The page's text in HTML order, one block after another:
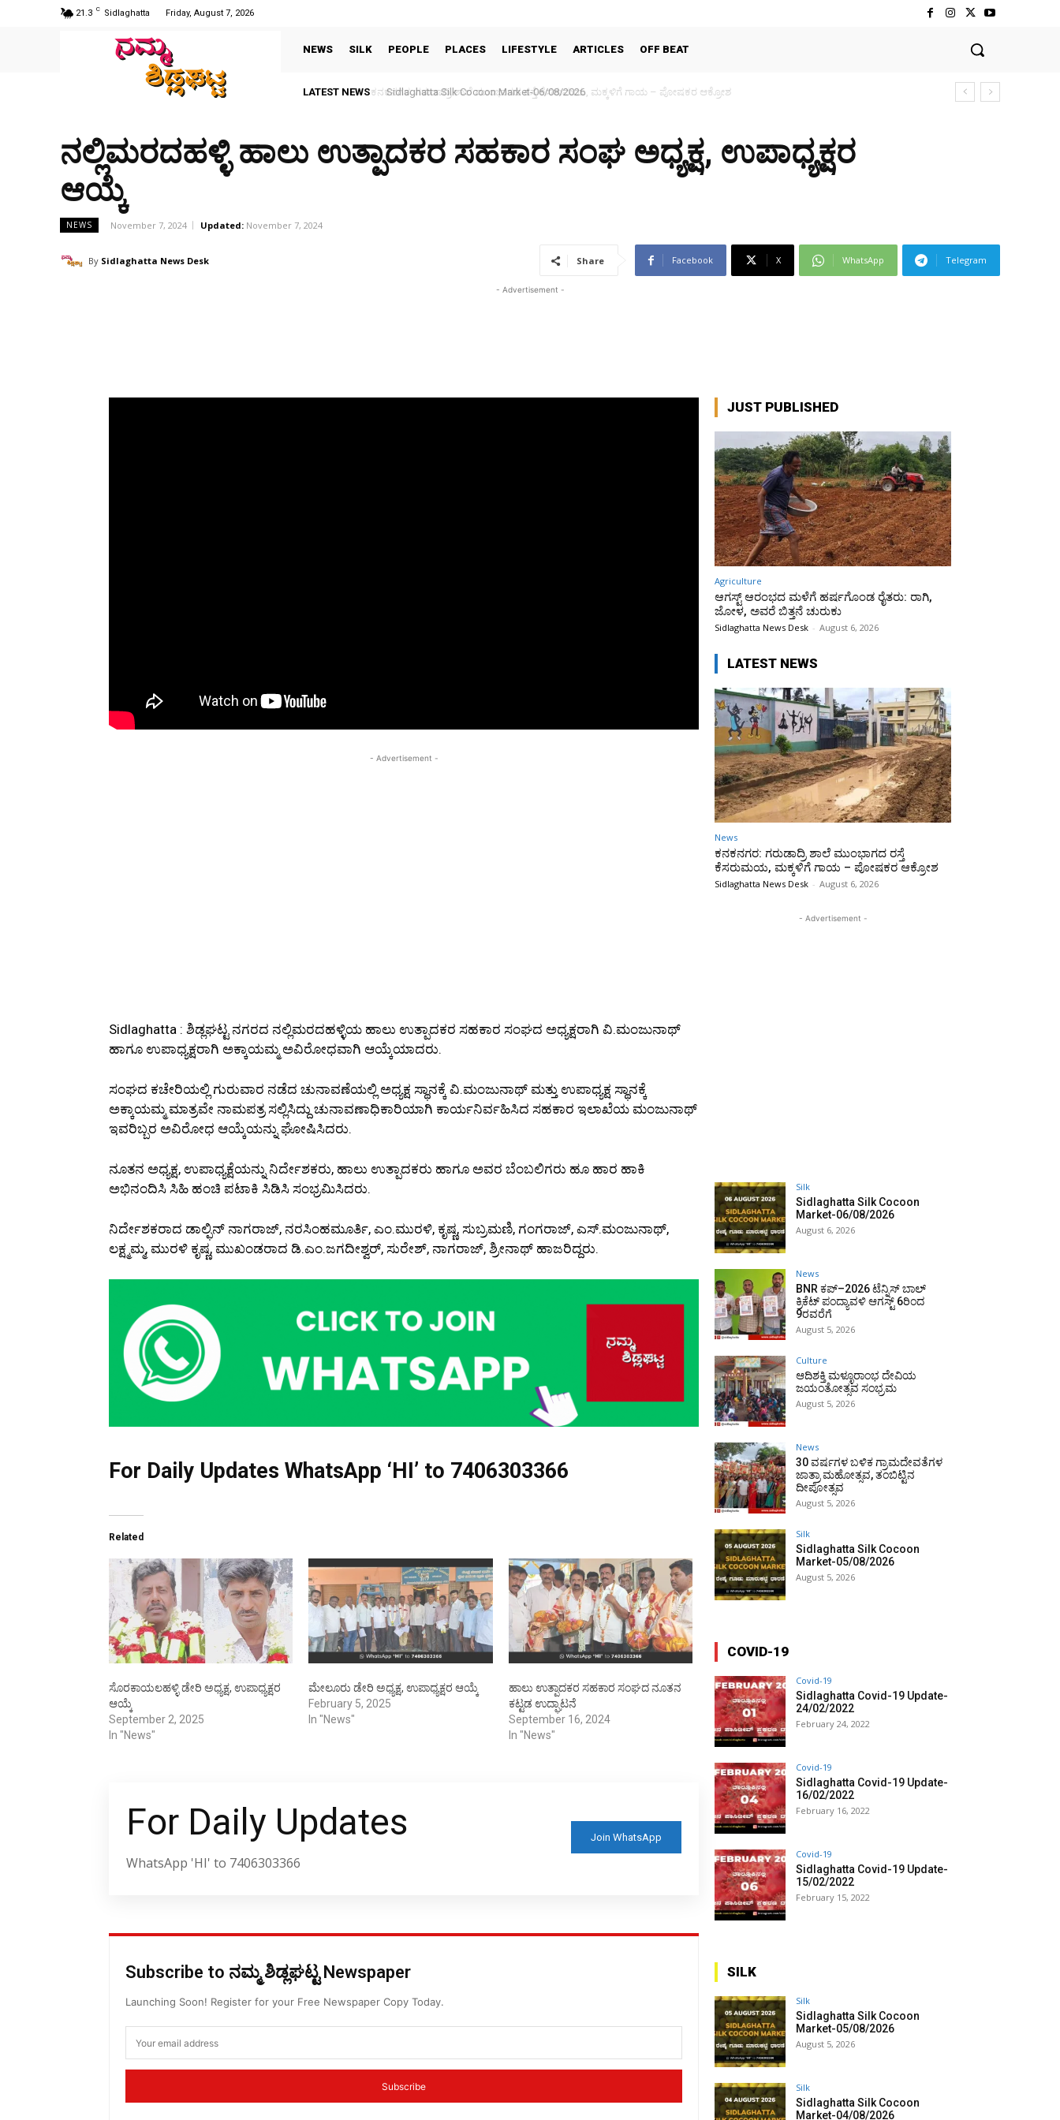
21.3 C Sidlaghatta Friday, August 7, 2026
NEWS SILK PEOPLE PLACES LIFESTYLE ARTICLES OFF BEAT
LATEST NEWS Sidlaghatta Silk Cocoon Market-06/08/2026
ನಲ್ಲಿಮರದಹಳ್ಳಿ ಹಾಲು ಉತ್ಪಾದಕರ ಸಹಕಾರ ಸಂಘ ಅಧ್ಯಕ್ಷ, ಉಪಾಧ್ಯಕ್ಷರ
ಆಯ್ಕೆ
NEWS November 7, 2024 Updated: November 7, 2024
By Sidlaghatta News Desk Share Facebook X WhatsApp Telegram
- Advertisement -
- Advertisement -
Sidlaghatta : ಶಿಡ್ಲಘಟ್ಟ ನಗರದ ನಲ್ಲಿಮರದಹಳ್ಳಿಯ ಹಾಲು ಉತ್ಪಾದಕರ ಸಹಕಾರ ಸಂಘದ ಅಧ್ಯಕ್ಷರಾಗಿ ವಿ.ಮಂಜುನಾಥ್
ಹಾಗೂ ಉಪಾಧ್ಯಕ್ಷರಾಗಿ ಅಕ್ಕಾಯಮ್ಮ ಅವಿರೋಧವಾಗಿ ಆಯ್ಕೆಯಾದರು.
ಸಂಘದ ಕಚೇರಿಯಲ್ಲಿ ಗುರುವಾರ ನಡೆದ ಚುನಾವಣೆಯಲ್ಲಿ ಅಧ್ಯಕ್ಷ ಸ್ಥಾನಕ್ಕೆ ವಿ.ಮಂಜುನಾಥ್ ಮತ್ತು ಉಪಾಧ್ಯಕ್ಷ ಸ್ಥಾನಕ್ಕೆ
ಅಕ್ಕಾಯಮ್ಮ ಮಾತ್ರವೇ ನಾಮಪತ್ರ ಸಲ್ಲಿಸಿದ್ದು ಚುನಾವಣಾಧಿಕಾರಿಯಾಗಿ ಕಾರ್ಯನಿರ್ವಹಿಸಿದ ಸಹಕಾರ ಇಲಾಖೆಯ ಮಂಜುನಾಥ್
ಇವರಿಬ್ಬರ ಅವಿರೋಧ ಆಯ್ಕೆಯನ್ನು ಘೋಷಿಸಿದರು.
ನೂತನ ಅಧ್ಯಕ್ಷ, ಉಪಾಧ್ಯಕ್ಷೆಯನ್ನು ನಿರ್ದೇಶಕರು, ಹಾಲು ಉತ್ಪಾದಕರು ಹಾಗೂ ಅವರ ಬೆಂಬಲಿಗರು ಹೂ ಹಾರ ಹಾಕಿ
ಅಭಿನಂದಿಸಿ ಸಿಹಿ ಹಂಚಿ ಪಟಾಕಿ ಸಿಡಿಸಿ ಸಂಭ್ರಮಿಸಿದರು.
ನಿರ್ದೇಶಕರಾದ ಡಾಲ್ಫಿನ್ ನಾಗರಾಜ್, ನರಸಿಂಹಮೂರ್ತಿ, ಎಂ.ಮುರಳಿ, ಕೃಷ್ಣ, ಸುಬ್ರಮಣಿ, ಗಂಗರಾಜ್, ಎಸ್.ಮಂಜುನಾಥ್,
ಲಕ್ಷ್ಮಮ್ಮ, ಮುರಳಿ ಕೃಷ್ಣ, ಮುಖಂಡರಾದ ಡಿ.ಎಂ.ಜಗದೀಶ್ವರ್, ಸುರೇಶ್, ನಾಗರಾಜ್, ಶ್ರೀನಾಥ್ ಹಾಜರಿದ್ದರು.
For Daily Updates WhatsApp ‘HI’ to 7406303366
Related
ಸೊರಕಾಯಲಹಳ್ಳಿ ಡೇರಿ ಅಧ್ಯಕ್ಷ, ಉಪಾಧ್ಯಕ್ಷರ
ಆಯ್ಕೆ
September 2, 2025
In "News"
ಮೇಲೂರು ಡೇರಿ ಅಧ್ಯಕ್ಷ, ಉಪಾಧ್ಯಕ್ಷರ ಆಯ್ಕೆ
February 5, 2025
In "News"
ಹಾಲು ಉತ್ಪಾದಕರ ಸಹಕಾರ ಸಂಘದ ನೂತನ
ಕಟ್ಟಡ ಉದ್ಘಾಟನೆ
September 16, 2024
In "News"
For Daily Updates
WhatsApp 'HI' to 7406303366
Join WhatsApp
Subscribe to ನಮ್ಮ ಶಿಡ್ಲಘಟ್ಟ Newspaper
Launching Soon! Register for your Free Newspaper Copy Today.
Subscribe
JUST PUBLISHED
Agriculture
ಆಗಸ್ಟ್ ಆರಂಭದ ಮಳೆಗೆ ಹರ್ಷಗೊಂಡ ರೈತರು: ರಾಗಿ,
ಜೋಳ, ಅವರೆ ಬಿತ್ತನೆ ಚುರುಕು
Sidlaghatta News Desk - August 6, 2026
LATEST NEWS
News
ಕನಕನಗರ: ಗರುಡಾದ್ರಿ ಶಾಲೆ ಮುಂಭಾಗದ ರಸ್ತೆ
ಕೆಸರುಮಯ, ಮಕ್ಕಳಿಗೆ ಗಾಯ – ಪೋಷಕರ ಆಕ್ರೋಶ
Sidlaghatta News Desk - August 6, 2026
- Advertisement -
Silk
Sidlaghatta Silk Cocoon
Market-06/08/2026
August 6, 2026
News
BNR ಕಪ್–2026 ಟೆನ್ನಿಸ್ ಬಾಲ್
ಕ್ರಿಕೆಟ್ ಪಂದ್ಯಾವಳಿ ಆಗಸ್ಟ್ 6ರಿಂದ
9ರವರೆಗೆ
August 5, 2026
Culture
ಆದಿಶಕ್ತಿ ಮಳ್ಳೂರಾಂಭ ದೇವಿಯ
ಜಯಂತೋತ್ಸವ ಸಂಭ್ರಮ
August 5, 2026
News
30 ವರ್ಷಗಳ ಬಳಿಕ ಗ್ರಾಮದೇವತೆಗಳ
ಜಾತ್ರಾ ಮಹೋತ್ಸವ, ತಂಬಿಟ್ಟಿನ
ದೀಪೋತ್ಸವ
August 5, 2026
Silk
Sidlaghatta Silk Cocoon
Market-05/08/2026
August 5, 2026
COVID-19
Covid-19
Sidlaghatta Covid-19 Update-
24/02/2022
February 24, 2022
Covid-19
Sidlaghatta Covid-19 Update-
16/02/2022
February 16, 2022
Covid-19
Sidlaghatta Covid-19 Update-
15/02/2022
February 15, 2022
SILK
Silk
Sidlaghatta Silk Cocoon
Market-05/08/2026
August 5, 2026
Silk
Sidlaghatta Silk Cocoon
Market-04/08/2026